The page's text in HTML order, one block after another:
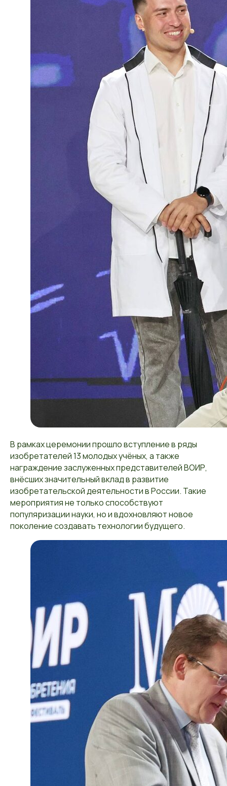
В рамках церемонии прошло вступление в ряды
изобретателей 13 молодых учёных, а также
награждение заслуженных представителей ВОИР,
внёсших значительный вклад в развитие
изобретательской деятельности в России. Такие
мероприятия не только способствуют
популяризации науки, но и вдохновляют новое
поколение создавать технологии будущего.